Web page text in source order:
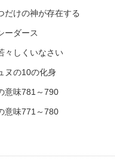
だけの神が存在する
ーダース
々しくいなさい
ヌの10の化身
意味781～790
意味771～780